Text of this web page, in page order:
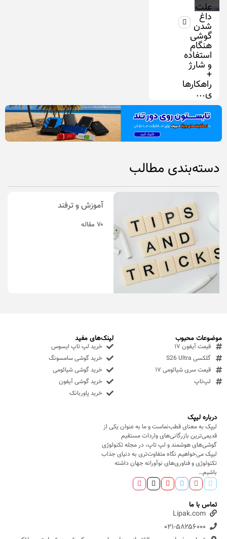
علت
داغ
شدن
گوشی
هنگام
استفاده
و شارژ
+
راهکارها
ی...
۱۴۰۴-۰۲-۰۲
دسته‌بندی مطالب
آموزش و ترفند
۷۰ مقاله
درباره لیپک
لیپک به معنای قطب‌نماست و ما به عنوان یکی از
قدیمی‌ترین بازرگانی‌های واردات مستقیم
گوشی‌های هوشمند و لپ تاپ، در مجله تکنولوژی
لیپک می‌خواهیم نگاه متفاوت‌تری به دنیای جذاب
تکنولوژی و فناوری‌های نوآورانه جهان داشته
باشیم…
تماس با ما
Lipak.com
۰۲۱-۵۸۲۵۶۰۰۰
موضوعات محبوب
قیمت آیفون ۱۷
گلکسی S26 Ultra
قیمت سری شیائومی ۱۷
لپ‌تاپ
لینک‌های مفید
خرید لپ تاپ ایسوس
خرید گوشی سامسونگ
خرید گوشی شیائومی
خرید گوشی آیفون
خرید پاوربانک